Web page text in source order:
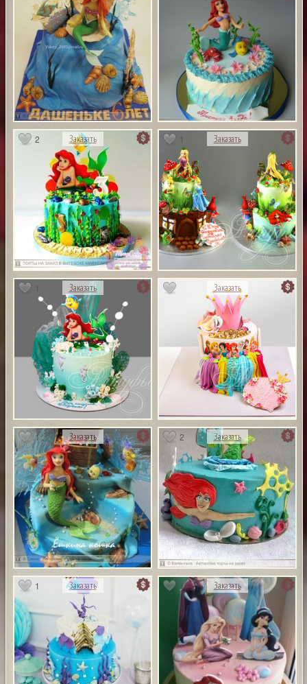
2 Заказать 1 Заказать
1 Заказать Заказать
1 Заказать 2 Заказать
1 Заказать 1 Заказать